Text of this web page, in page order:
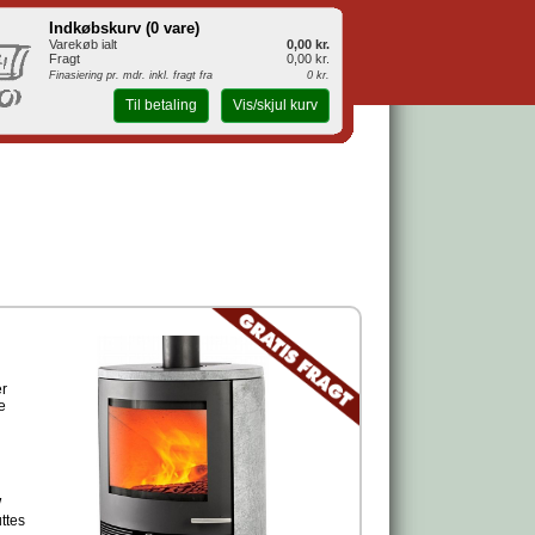
Indkøbskurv (0 vare)
Varekøb ialt
0,00 kr.
Fragt
0,00 kr.
Finasiering pr. mdr. inkl. fragt fra 0 kr.
Til betaling Vis/skjul kurv